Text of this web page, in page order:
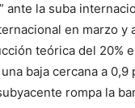
ante la suba
en marzo y
teórica del 20%
baja cercana a
rompa la